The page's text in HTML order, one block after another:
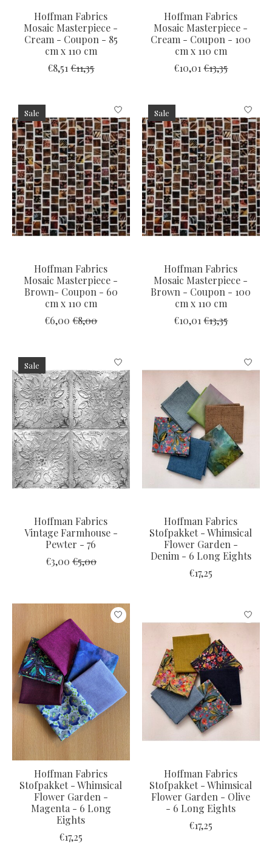
Hoffman Fabrics
Mosaic Masterpiece -
Cream - Coupon - 85
cm x 110 cm
€8,51 €11,35
Hoffman Fabrics
Mosaic Masterpiece -
Cream - Coupon - 100
cm x 110 cm
€10,01 €13,35
Sale
Hoffman Fabrics
Mosaic Masterpiece -
Brown- Coupon - 60
cm x 110 cm
€6,00 €8,00
Sale
Hoffman Fabrics
Mosaic Masterpiece -
Brown - Coupon - 100
cm x 110 cm
€10,01 €13,35
Sale
Hoffman Fabrics
Vintage Farmhouse -
Pewter - 76
€3,00 €5,00
Hoffman Fabrics
Stofpakket - Whimsical
Flower Garden -
Denim - 6 Long Eights
€17,25
Hoffman Fabrics
Stofpakket - Whimsical
Flower Garden -
Magenta - 6 Long
Eights
€17,25
Hoffman Fabrics
Stofpakket - Whimsical
Flower Garden - Olive
- 6 Long Eights
€17,25